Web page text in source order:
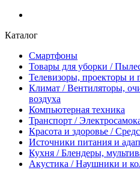
Каталог
Смартфоны
Товары для уборки /
Телевизоры, проекторы и
Климат / Вентиляторы,
воздуха
Компьютерная техника
Транспорт /
Красота и здоровье /
Источники питания и
Кухня / Блендеры,
Акустика / Наушники и